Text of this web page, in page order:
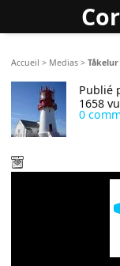
Accueil > Medias >
Publié
1658
0